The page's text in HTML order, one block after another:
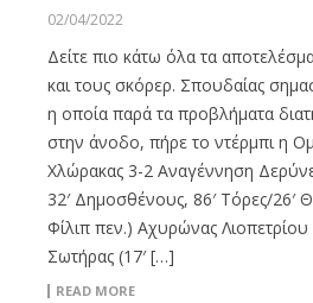
02/04/2022
Δείτε πιο κάτω όλα τα
και τους σκόρερ. Σπουδαίας
η οποία παρά τα προβλήματα
στην άνοδο, πήρε το ντέρμπι η
Χλώρακας 3-2 Αναγέννηση
32′ Δημοσθένους, 86′ Τόρες/26′
Φίλιπ πεν.) Αχυρώνας
Σωτήρας (17′ […]
READ MORE